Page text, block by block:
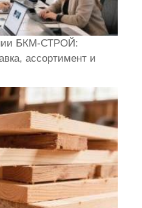
БКМ-СТРОЙ:
ассортимент и